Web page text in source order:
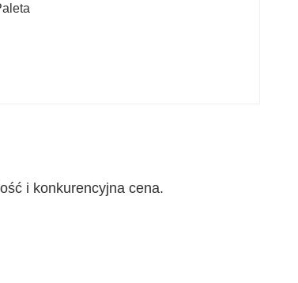
i konkurencyjna cena.